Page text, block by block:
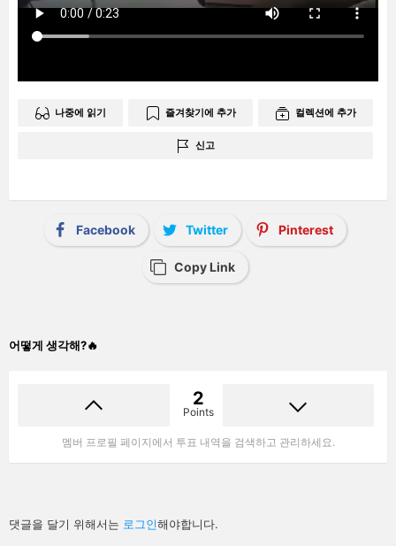
나중에 읽기 즐겨찾기에 추가 컬렉션에 추가
신고
Facebook Twitter Pinterest
Copy Link
어떻게 생각해?🔥
2
Points
멤버 프로필 페이지에서 투표 내역을 검색하고 관리하세요.
답
글
댓글을 달기 위해서는 로그인해야합니다.